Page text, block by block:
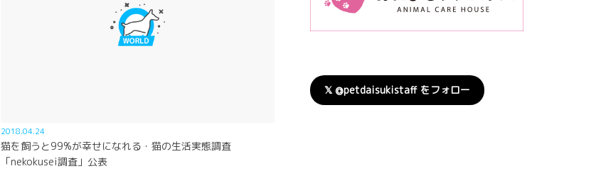
2018.04.24
猫を飼うと99%が幸せになれる・猫の生活実態調査
「nekokusei調査」公表
𝕏 @petdaisukistaff をフォロー